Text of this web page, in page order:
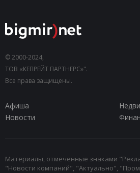
© 2000-2024,
ТОВ «КЕПРЕЙТ ПАРТНЕРС»".
Все права защищены.
Афиша
Новости
Материалы, отмеченные знаками
"Новости компаний", "Актуально",